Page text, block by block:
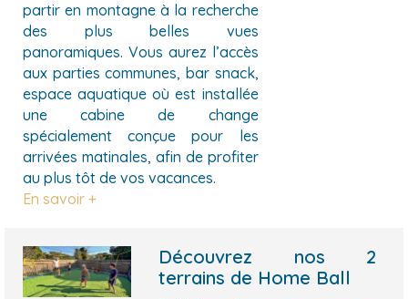
partir en montagne à la recherche
des plus belles vues
panoramiques. Vous aurez l’accès
aux parties communes, bar snack,
espace aquatique où est installée
une cabine de change
spécialement conçue pour les
arrivées matinales, afin de profiter
au plus tôt de vos vacances.
En savoir +
Découvrez nos 2
terrains de Home Ball